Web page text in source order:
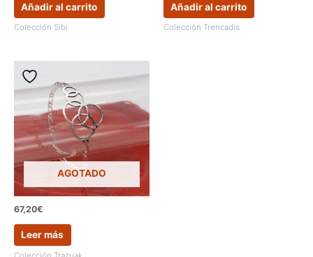
Añadir al carrito
Colección Sibi
Añadir al carrito
Colección Trencadis
AGOTADO
67,20€
Leer más